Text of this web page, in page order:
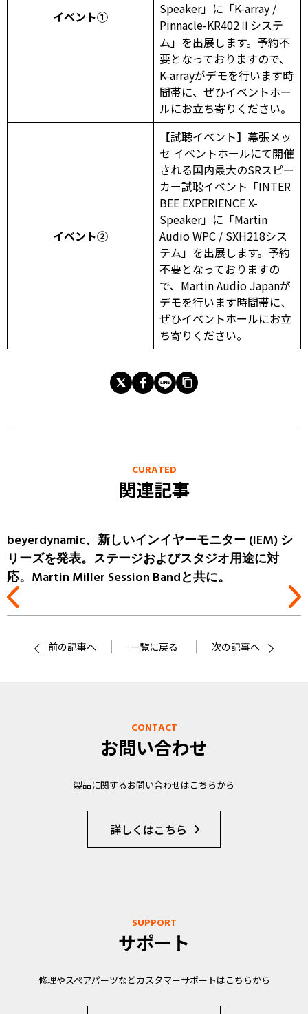
イベント①
Speaker」に「K-array /
Pinnacle-KR402Ⅱシステ
ム」を出展します。予約不
要となっておりますので、
K-arrayがデモを行います時
間帯に、ぜひイベントホー
ルにお立ち寄りください。
イベント②
【試聴イベント】幕張メッ
セ イベントホールにて開催
される国内最大のSRスピー
カー試聴イベント「INTER
BEE EXPERIENCE X-
Speaker」に「Martin
Audio WPC / SXH218シス
テム」を出展します。予約
不要となっておりますの
で、Martin Audio Japanが
デモを行います時間帯に、
ぜひイベントホールにお立
ち寄りください。
CURATED
関連記事
beyerdynamic、新しいインイヤーモニター (IEM) シ
リーズを発表。ステージおよびスタジオ用途に対
応。Martin Miller Session Bandと共に。
前の記事へ 一覧に戻る 次の記事へ
CONTACT
お問い合わせ
製品に関するお問い合わせはこちらから
詳しくはこちら
SUPPORT
サポート
修理やスペアパーツなどカスタマーサポートはこちらから